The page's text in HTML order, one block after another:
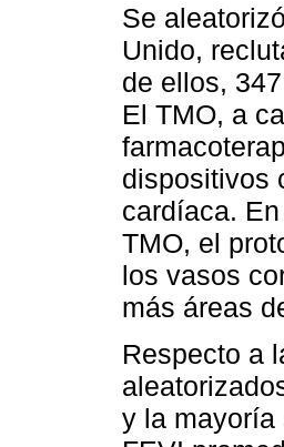
Se
Unido,
de ellos,
El TMO, a
dispositivos
cardíaca.
TMO, el
los vasos
más áreas
Respecto a
y la mayoría